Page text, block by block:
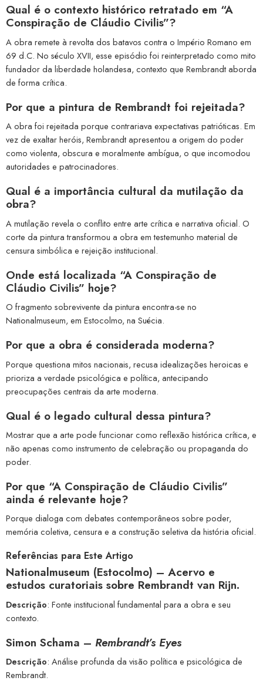
Qual é o contexto histórico retratado em “A
Conspiração de Cláudio Civilis”?
A obra remete à revolta dos batavos contra o Império Romano em
69 d.C. No século XVII, esse episódio foi reinterpretado como mito
fundador da liberdade holandesa, contexto que Rembrandt aborda
de forma crítica.
Por que a pintura de Rembrandt foi rejeitada?
A obra foi rejeitada porque contrariava expectativas patrióticas. Em
vez de exaltar heróis, Rembrandt apresentou a origem do poder
como violenta, obscura e moralmente ambígua, o que incomodou
autoridades e patrocinadores.
Qual é a importância cultural da mutilação da
obra?
A mutilação revela o conflito entre arte crítica e narrativa oficial. O
corte da pintura transformou a obra em testemunho material de
censura simbólica e rejeição institucional.
Onde está localizada “A Conspiração de
Cláudio Civilis” hoje?
O fragmento sobrevivente da pintura encontra-se no
Nationalmuseum, em Estocolmo, na Suécia.
Por que a obra é considerada moderna?
Porque questiona mitos nacionais, recusa idealizações heroicas e
prioriza a verdade psicológica e política, antecipando
preocupações centrais da arte moderna.
Qual é o legado cultural dessa pintura?
Mostrar que a arte pode funcionar como reflexão histórica crítica, e
não apenas como instrumento de celebração ou propaganda do
poder.
Por que “A Conspiração de Cláudio Civilis”
ainda é relevante hoje?
Porque dialoga com debates contemporâneos sobre poder,
memória coletiva, censura e a construção seletiva da história oficial.
Referências para Este Artigo
Nationalmuseum (Estocolmo) – Acervo e
estudos curatoriais sobre Rembrandt van Rijn.
Descrição: Fonte institucional fundamental para a obra e seu
contexto.
Simon Schama – Rembrandt’s Eyes
Descrição: Análise profunda da visão política e psicológica de
Rembrandt.